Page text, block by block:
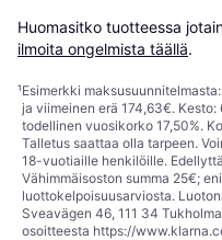
Huomasitko tuotteessa
ilmoita ongelmista täällä.
¹Esimerkki
ja viimeinen erä 174,63€. Kesto:
todellinen vuosikorko 17,50%.
Talletus saattaa olla tarpeen.
18-vuotiaille henkilöille.
Vähimmäisoston summa 25€;
luottokelpoisuusarviosta.
Sveavägen 46, 111 34
osoitteesta https://